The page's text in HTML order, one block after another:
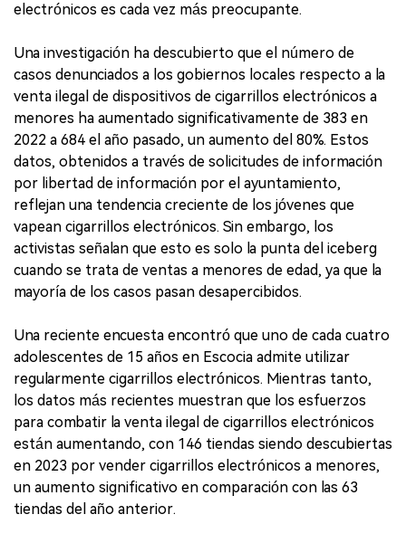
electrónicos es cada vez más preocupante.
Una investigación ha descubierto que el número de
casos denunciados a los gobiernos locales respecto a la
venta ilegal de dispositivos de cigarrillos electrónicos a
menores ha aumentado significativamente de 383 en
2022 a 684 el año pasado, un aumento del 80%. Estos
datos, obtenidos a través de solicitudes de información
por libertad de información por el ayuntamiento,
reflejan una tendencia creciente de los jóvenes que
vapean cigarrillos electrónicos. Sin embargo, los
activistas señalan que esto es solo la punta del iceberg
cuando se trata de ventas a menores de edad, ya que la
mayoría de los casos pasan desapercibidos.
Una reciente encuesta encontró que uno de cada cuatro
adolescentes de 15 años en Escocia admite utilizar
regularmente cigarrillos electrónicos. Mientras tanto,
los datos más recientes muestran que los esfuerzos
para combatir la venta ilegal de cigarrillos electrónicos
están aumentando, con 146 tiendas siendo descubiertas
en 2023 por vender cigarrillos electrónicos a menores,
un aumento significativo en comparación con las 63
tiendas del año anterior.